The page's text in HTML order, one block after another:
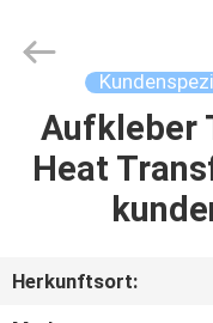
HAUS
PRODUKTE
ÜBER
Accessories
Co.,Ltd.
Aufkleber
Heat
Herkunftsort: